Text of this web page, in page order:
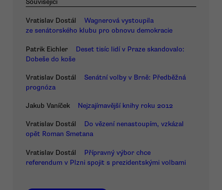
Vratislav Dostál
Wagnerová vystoupila
ze senátorského klubu pro obnovu demokracie
Patrik Eichler
Deset tisíc lidí v Praze skandovalo:
Dobeše do koše
Vratislav Dostál
Senátní volby v Brně: Předběžná
prognóza
Jakub Vaníček Nejzajímavější knihy roku 2012
Vratislav Dostál
Do vězení nenastoupím, vzkázal
opět Roman Smetana
Vratislav Dostál
Přípravný výbor chce
referendum v Plzni spojit s prezidentskými volbami